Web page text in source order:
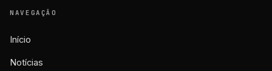
NAVEGAÇÃO
Início
Notícias